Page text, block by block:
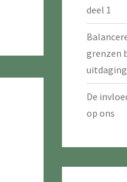
deel 1
grenzen
De
op ons